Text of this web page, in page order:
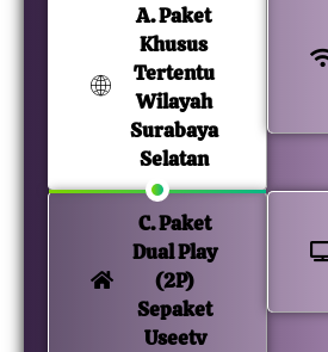
A. Paket
Khusus
Tertentu
Wilayah
Surabaya
Selatan
C. Paket
Dual Play
(2P)
Sepaket
Useetv